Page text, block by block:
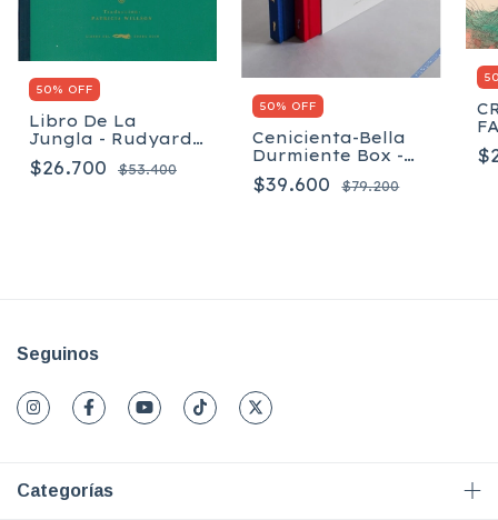
50% OFF
Libro De La
Jungla - Rudyard
Kipling
$26.700 $53.400
50% OFF
Cenicienta-Bella
Durmiente Box -
Evans Charles
$39.600 $79.200
Seguinos
Categorías